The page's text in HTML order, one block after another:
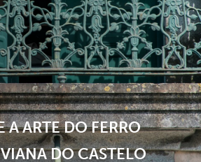
A ARTE DO FERRO
DO CASTELO